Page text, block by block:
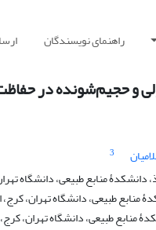
راهنمای نویسندگان
حجیم‌شونده در
3
منابع طبیعی، دانشگاه
منابع طبیعی، دانشگاه تهران، کرج،
منابع طبیعی، دانشگاه تهران،